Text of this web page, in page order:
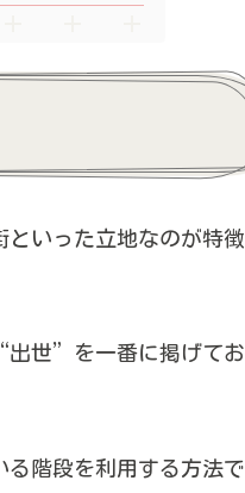
いった立地なのが特徴
出世”を一番に掲げてお
る階段を利用する方法で